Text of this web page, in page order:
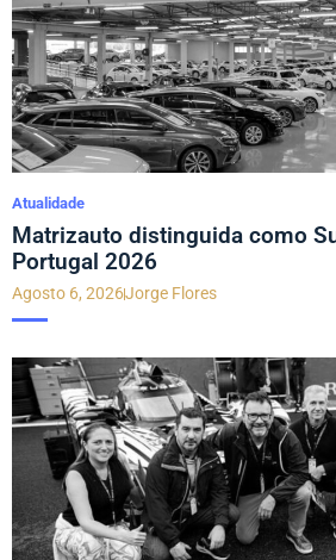
Atualidade
Matrizauto distinguida como
Portugal 2026
Agosto 6, 2026Jorge Flores